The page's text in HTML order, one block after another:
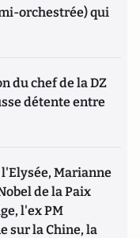
orchestrée) qui
du chef de la DZ
détente entre
Marianne
de la Paix
l'ex PM
sur la Chine, la